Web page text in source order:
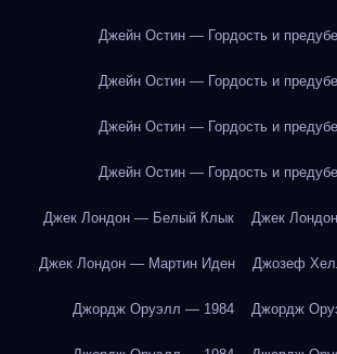
Джейн Остин — Гордость и
Джейн Остин — Гордость и
Джейн Остин — Гордость и
Джейн Остин — Гордость и
Джек Лондон — Белый Клык Джек
Джек Лондон — Мартин Иден Джозеф
Джордж Оруэлл — 1984 Джордж